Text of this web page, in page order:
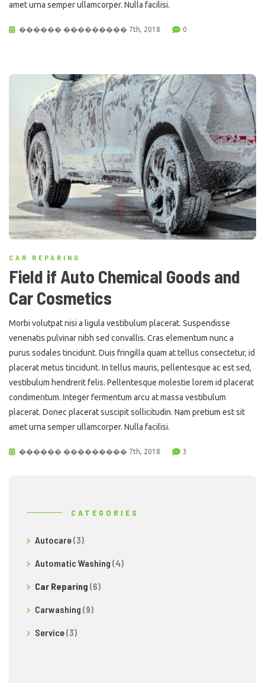
amet urna semper ullamcorper. Nulla facilisi.
������ ��������� 7th, 2018 0
CAR REPARING
Field if Auto Chemical Goods and
Car Cosmetics
Morbi volutpat nisi a ligula vestibulum placerat. Suspendisse
venenatis pulvinar nibh sed convallis. Cras elementum nunc a
purus sodales tincidunt. Duis fringilla quam at tellus consectetur, id
placerat metus tincidunt. In tellus mauris, pellentesque ac est sed,
vestibulum hendrerit felis. Pellentesque molestie lorem id placerat
condimentum. Integer fermentum arcu at massa vestibulum
placerat. Donec placerat suscipit sollicitudin. Nam pretium est sit
amet urna semper ullamcorper. Nulla facilisi.
������ ��������� 7th, 2018 3
CATEGORIES
Autocare(3)
Automatic Washing (4)
Car Reparing (6)
Carwashing (9)
Service(3)